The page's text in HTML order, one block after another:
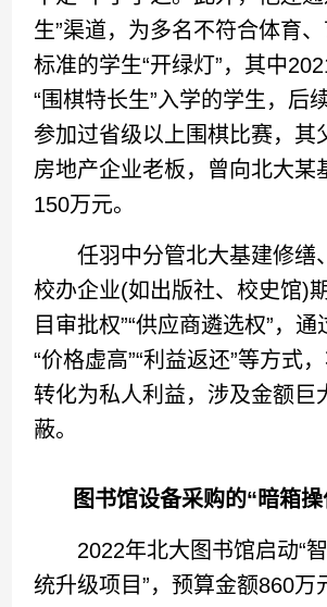
生”渠道，为多名不符合体育
标准的学生“开绿灯”，其中
“围棋特长生”入学的学生，后
参加过省级以上围棋比赛，其
房地产企业老板，曾向北大某
150万元。
任羽中分管北大基建修缮、
校办企业(如出版社、校史馆)
目审批权”“供应商遴选权”，通
“价格虚高”“利益返还”等方式
转化为私人利益，涉及金额巨
蔽。
图书馆设备采购的“暗箱操
2022年北大图书馆启动“智
统升级项目”，预算金额860万